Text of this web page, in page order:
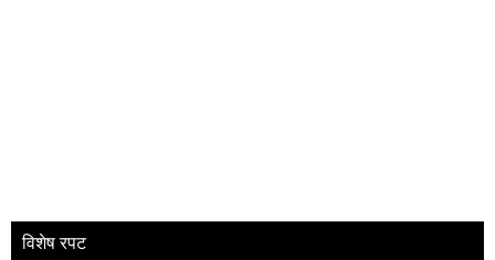
विशेष रपट